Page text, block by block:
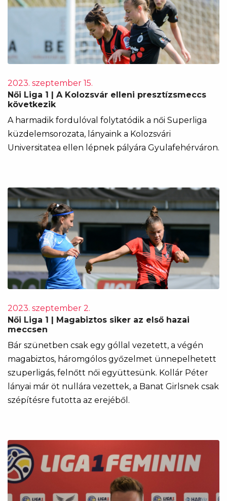
2023. szeptember 15.
Női Liga 1 | A Kolozsvár elleni presztízsmeccs
következik
A harmadik fordulóval folytatódik a női Superliga
küzdelemsorozata, lányaink a Kolozsvári
Universitatea ellen lépnek pályára Gyulafehérváron.
2023. szeptember 2.
Női Liga 1 | Magabiztos siker az első hazai
meccsen
Bár szünetben csak egy góllal vezetett, a végén
magabiztos, háromgólos győzelmet ünnepelhetett
szuperligás, felnőtt női együttesünk. Kollár Péter
lányai már öt nullára vezettek, a Banat Girlsnek csak
szépítésre futotta az erejéből.